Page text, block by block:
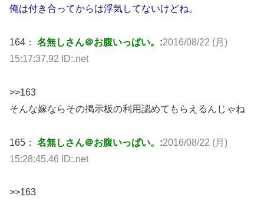
俺は付き合ってからは浮気してないけどね。
164： 名無しさん＠お腹いっぱい。:2016/08/22 (月)
15:17:37.92 ID:.net
>>163
そんな嫁ならその掲示板の利用認めてもらえるんじゃね
165： 名無しさん＠お腹いっぱい。:2016/08/22 (月)
15:28:45.46 ID:.net
>>163